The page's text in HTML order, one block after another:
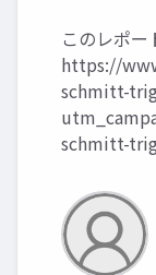
このレポー
https://
schmitt-
schmitt-